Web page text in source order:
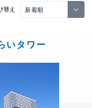
替え
いタワー